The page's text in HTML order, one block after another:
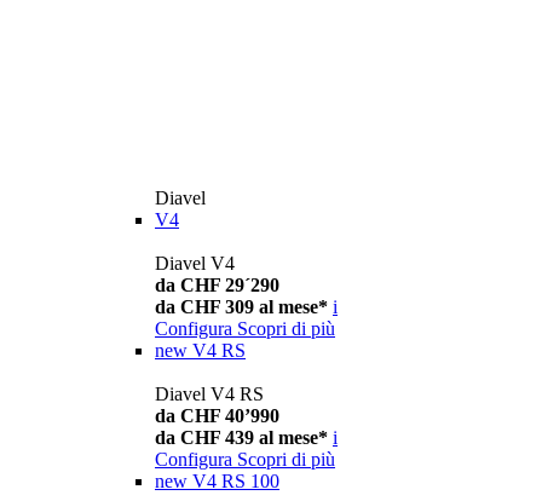
Diavel
V4
Diavel V4
da CHF 29´290
da CHF 309 al mese* i
Configura Scopri di più
new V4 RS
Diavel V4 RS
da CHF 40’990
da CHF 439 al mese* i
Configura Scopri di più
new V4 RS 100